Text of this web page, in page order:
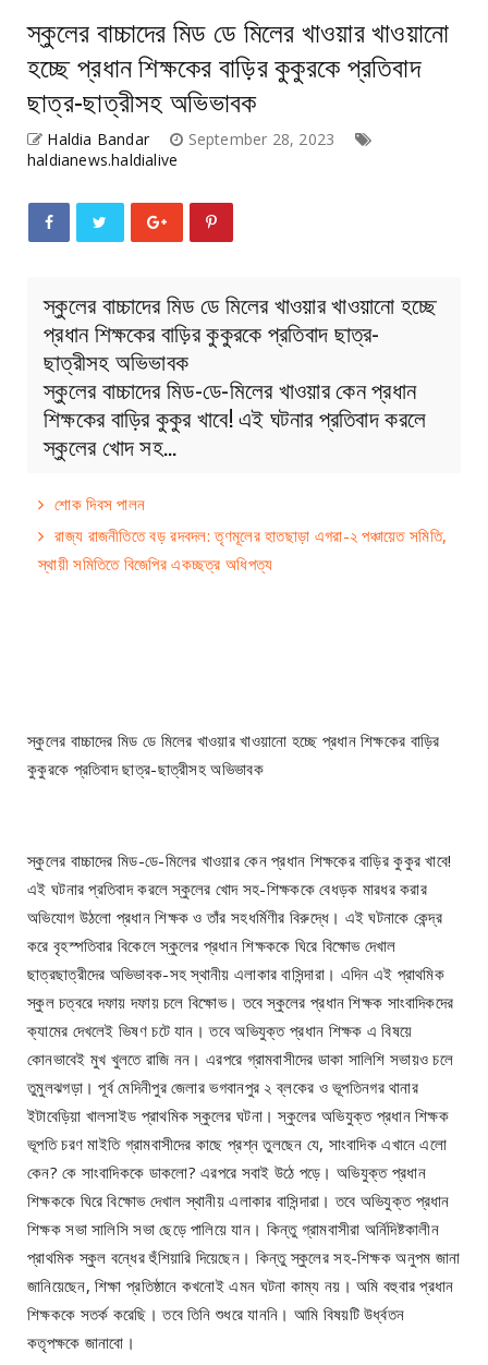
স্কুলের বাচ্চাদের মিড ডে মিলের খাওয়ার খাওয়ানো
হচ্ছে প্রধান শিক্ষকের বাড়ির কুকুরকে প্রতিবাদ
ছাত্র-ছাত্রীসহ অভিভাবক
Haldia Bandar
September 28, 2023
haldianews.haldialive
স্কুলের বাচ্চাদের মিড ডে মিলের খাওয়ার খাওয়ানো হচ্ছে
প্রধান শিক্ষকের বাড়ির কুকুরকে প্রতিবাদ ছাত্র-
ছাত্রীসহ অভিভাবক
স্কুলের বাচ্চাদের মিড-ডে-মিলের খাওয়ার কেন প্রধান
শিক্ষকের বাড়ির কুকুর খাবে! এই ঘটনার প্রতিবাদ করলে
স্কুলের খোদ সহ…
শোক দিবস পালন
রাজ্য রাজনীতিতে বড় রদবদল: তৃণমূলের হাতছাড়া এগরা-২ পঞ্চায়েত সমিতি,
স্থায়ী সমিতিতে বিজেপির একচ্ছত্র অধিপত্য
স্কুলের বাচ্চাদের মিড ডে মিলের খাওয়ার খাওয়ানো হচ্ছে প্রধান শিক্ষকের বাড়ির
কুকুরকে প্রতিবাদ ছাত্র-ছাত্রীসহ অভিভাবক
স্কুলের বাচ্চাদের মিড-ডে-মিলের খাওয়ার কেন প্রধান শিক্ষকের বাড়ির কুকুর খাবে!
এই ঘটনার প্রতিবাদ করলে স্কুলের খোদ সহ-শিক্ষককে বেধড়ক মারধর করার
অভিযোগ উঠলো প্রধান শিক্ষক ও তাঁর সহধর্মিণীর বিরুদ্ধে। এই ঘটনাকে কেন্দ্র
করে বৃহস্পতিবার বিকেলে স্কুলের প্রধান শিক্ষককে ঘিরে বিক্ষোভ দেখাল
ছাত্রছাত্রীদের অভিভাবক-সহ স্থানীয় এলাকার বাসিন্দারা। এদিন এই প্রাথমিক
স্কুল চত্বরে দফায় দফায় চলে বিক্ষোভ। তবে স্কুলের প্রধান শিক্ষক সাংবাদিকদের
ক্যামের দেখলেই ভিষণ চটে যান। তবে অভিযুক্ত প্রধান শিক্ষক এ বিষয়ে
কোনভাবেই মুখ খুলতে রাজি নন। এরপরে গ্রামবাসীদের ডাকা সালিশি সভায়ও চলে
তুমুলঝগড়া। পূর্ব মেদিনীপুর জেলার ভগবানপুর ২ ব্লকের ও ভূপতিনগর থানার
ইটাবেড়িয়া খালসাইড প্রাথমিক স্কুলের ঘটনা। স্কুলের অভিযুক্ত প্রধান শিক্ষক
ভূপতি চরণ মাইতি গ্রামবাসীদের কাছে প্রশ্ন তুলছেন যে, সাংবাদিক এখানে এলো
কেন? কে সাংবাদিককে ডাকলো? এরপরে সবাই উঠে পড়ে। অভিযুক্ত প্রধান
শিক্ষককে ঘিরে বিক্ষোভ দেখাল স্থানীয় এলাকার বাসিন্দারা। তবে অভিযুক্ত প্রধান
শিক্ষক সভা সালিসি সভা ছেড়ে পালিয়ে যান। কিন্তু গ্রামবাসীরা অর্নিদিষ্টকালীন
প্রাথমিক স্কুল বন্ধের হুঁশিয়ারি দিয়েছেন। কিন্তু স্কুলের সহ-শিক্ষক অনুপম জানা
জানিয়েছেন, শিক্ষা প্রতিষ্ঠানে কখনোই এমন ঘটনা কাম্য নয়। অমি বহুবার প্রধান
শিক্ষককে সতর্ক করেছি। তবে তিনি শুধরে যাননি। আমি বিষয়টি উর্ধ্বতন
কতৃপক্ষকে জানাবো।